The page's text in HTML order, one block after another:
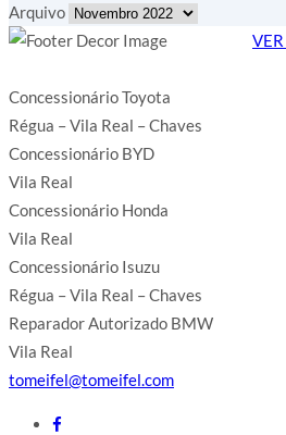
Arquivo
Concessionário Toyota
Régua – Vila Real – Chaves
Concessionário BYD
Vila Real
Concessionário Honda
Vila Real
Concessionário Isuzu
Régua – Vila Real – Chaves
Reparador Autorizado BMW
Vila Real
tomeifel@tomeifel.com